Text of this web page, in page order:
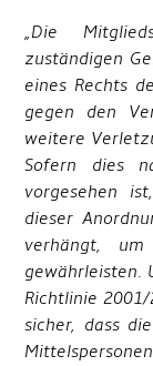
„Die
zuständigen
eines Rechts
gegen den
weitere
Sofern dies
vorgesehen
dieser
verhängt,
gewährleisten.
Richtlinie
sicher, dass